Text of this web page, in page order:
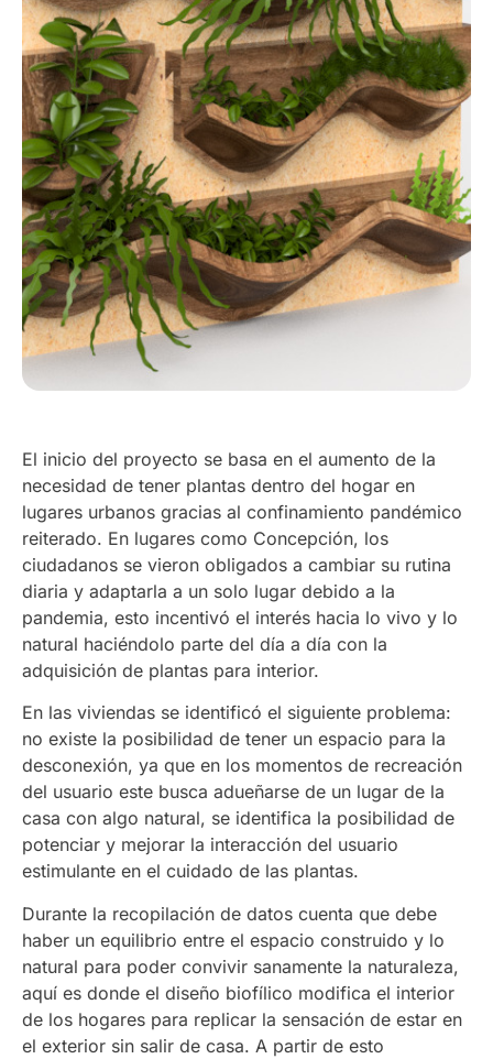
El inicio del proyecto se basa en el aumento de la
necesidad de tener plantas dentro del hogar en
lugares urbanos gracias al confinamiento pandémico
reiterado. En lugares como Concepción, los
ciudadanos se vieron obligados a cambiar su rutina
diaria y adaptarla a un solo lugar debido a la
pandemia, esto incentivó el interés hacia lo vivo y lo
natural haciéndolo parte del día a día con la
adquisición de plantas para interior.
En las viviendas se identificó el siguiente problema:
no existe la posibilidad de tener un espacio para la
desconexión, ya que en los momentos de recreación
del usuario este busca adueñarse de un lugar de la
casa con algo natural, se identifica la posibilidad de
potenciar y mejorar la interacción del usuario
estimulante en el cuidado de las plantas.
Durante la recopilación de datos cuenta que debe
haber un equilibrio entre el espacio construido y lo
natural para poder convivir sanamente la naturaleza,
aquí es donde el diseño biofílico modifica el interior
de los hogares para replicar la sensación de estar en
el exterior sin salir de casa. A partir de esto